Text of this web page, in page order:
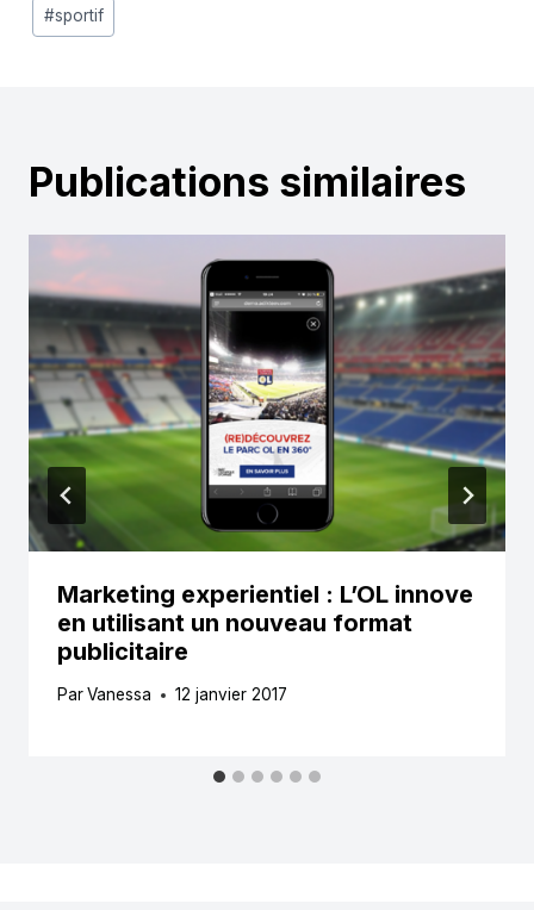
la#sportif
Publications similaires
Marketing experientiel : L’OL innove
en utilisant un nouveau format
publicitaire
ParVanessa 12 janvier 2017